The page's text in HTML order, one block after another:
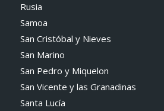
Rusia
Samoa
San Cristóbal y Nieves
San Marino
San Pedro y Miquelon
San Vicente y las Granadinas
Santa Lucía